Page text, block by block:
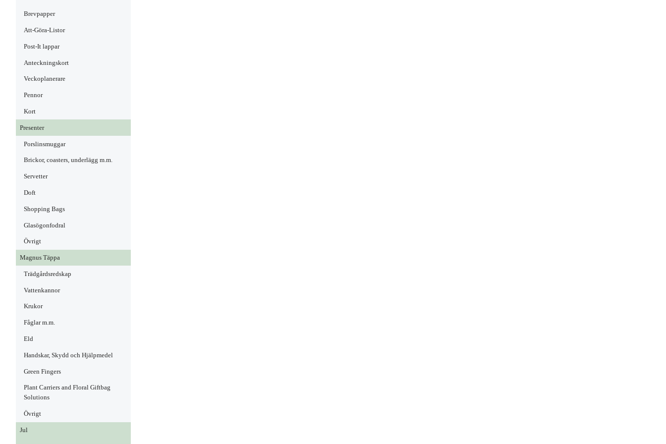
Brevpapper
Att-Göra-Listor
Post-It lappar
Anteckningskort
Veckoplanerare
Pennor
Kort
Presenter
Porslinsmuggar
Brickor, coasters, underlägg m.m.
Servetter
Doft
Shopping Bags
Glasögonfodral
Övrigt
Magnus Täppa
Trädgårdsredskap
Vattenkannor
Krukor
Fåglar m.m.
Eld
Handskar, Skydd och Hjälpmedel
Green Fingers
Plant Carriers and Floral Giftbag
Solutions
Övrigt
Jul